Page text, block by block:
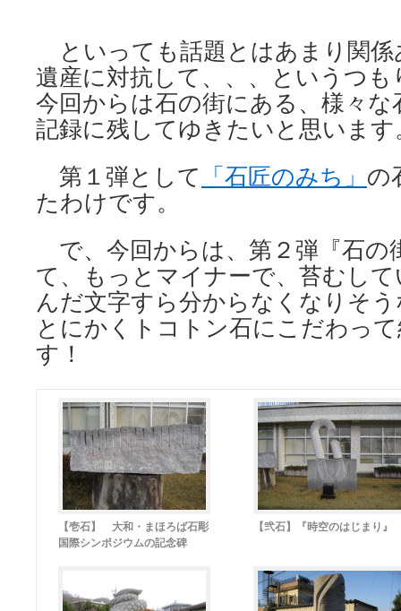
といっても話題とはあまり関係
遺産に対抗して、、、というつ
今回からは石の街にある、様々
記録に残してゆきたいと思いま
第１弾として
「石匠のみち」 の
たわけです。
で、今回からは、第２弾『石の
て、もっとマイナーで、苔むし
んだ文字すら分からなくなりそ
とにかくトコトン石にこだわっ
す！
【壱石】 大和・まほろば石彫
国際シンポジウムの記念碑
【弐石】『時空のはじまり』